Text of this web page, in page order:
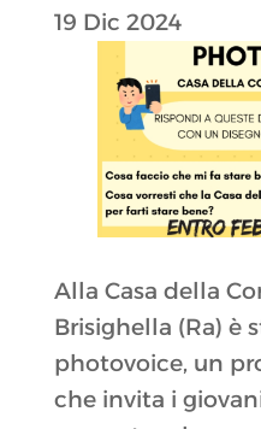
19 Dic 2024
Alla Casa della
Brisighella (Ra) è
photovoice, un
che invita i